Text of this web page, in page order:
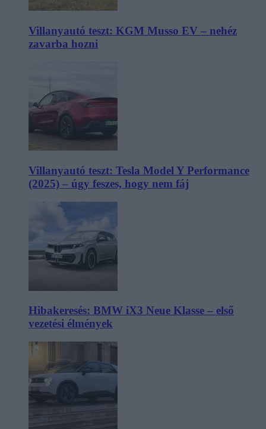
Villanyautó teszt: KGM Musso EV – nehéz
zavarba hozni
Villanyautó teszt: Tesla Model Y Performance
(2025) – úgy feszes, hogy nem fáj
Hibakeresés: BMW iX3 Neue Klasse – első
vezetési élmények